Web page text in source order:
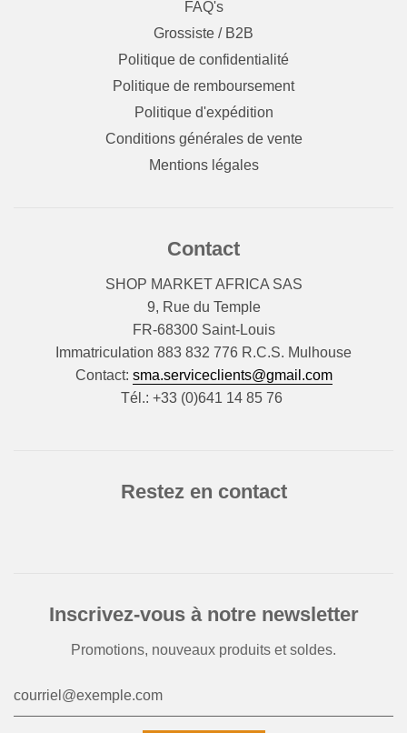
FAQ's
Grossiste / B2B
Politique de confidentialité
Politique de remboursement
Politique d'expédition
Conditions générales de vente
Mentions légales
Contact
SHOP MARKET AFRICA SAS
9, Rue du Temple
FR-68300 Saint-Louis
Immatriculation 883 832 776 R.C.S. Mulhouse
Contact: sma.serviceclients@gmail.com
Tél.: +33 (0)641 14 85 76
Restez en contact
Inscrivez-vous à notre newsletter
Promotions, nouveaux produits et soldes.